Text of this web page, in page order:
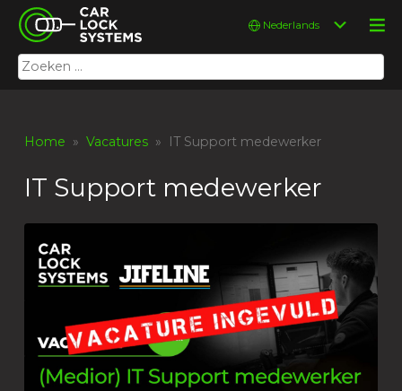
Skip
content
Car Lock Systems
Car Lock Systems
Zoeken
naar:
Kies
taal
Home »Vacatures » IT Support medewerker
IT Support medewerker